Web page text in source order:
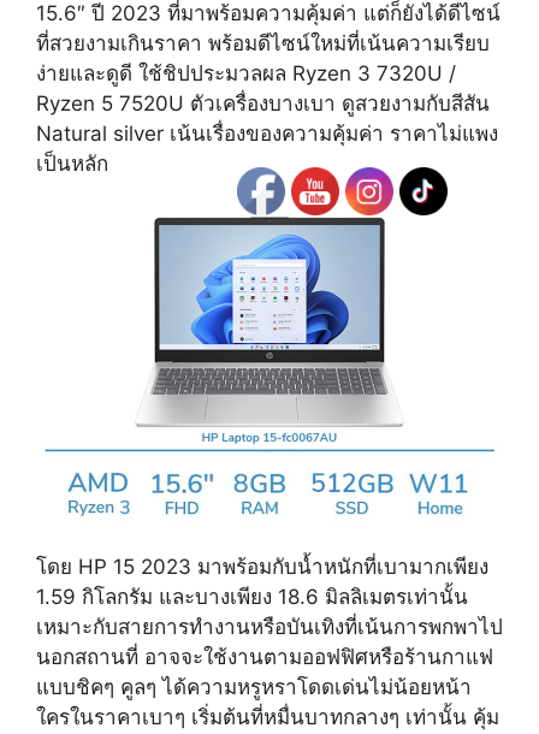
15.6″ ปี 2023 ที่มาพร้อมความคุ้มค่า แต่ก็ยังได้ดีไซน์
ที่สวยงามเกินราคา พร้อมดีไซน์ใหม่ที่เน้นความเรียบ
ง่ายและดูดี ใช้ชิปประมวลผล Ryzen 3 7320U /
Ryzen 5 7520U ตัวเครื่องบางเบา ดูสวยงามกับสีสัน
Natural silver เน้นเรื่องของความคุ้มค่า ราคาไม่แพง
เป็นหลัก
โดย HP 15 2023 มาพร้อมกับน้ำหนักที่เบามากเพียง
1.59 กิโลกรัม และบางเพียง 18.6 มิลลิเมตรเท่านั้น
เหมาะกับสายการทำงานหรือบันเทิงที่เน้นการพกพาไป
นอกสถานที่ อาจจะใช้งานตามออฟฟิศหรือร้านกาแฟ
แบบชิคๆ คูลๆ ได้ความหรูหราโดดเด่นไม่น้อยหน้า
ใครในราคาเบาๆ เริ่มต้นที่หมื่นบาทกลางๆ เท่านั้น คุ้ม